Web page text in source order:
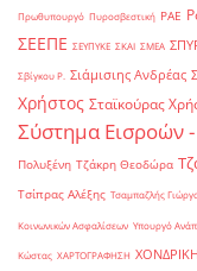
Πρωθυπουργό Πυροσβεστική ΡΑΕ
ΣΕΕΠΕ ΣΕΥΠΥΚΕ ΣΚΑΙ ΣΜΕΑ
Σβίγκου Ρ. Σιάμισιης Ανδρέας
Χρήστος Σταϊκούρας
Σύστημα Εισροών
Πολυξένη Τζάκρη Θεοδώρα
Τσίπρας Αλέξης Τσαμπαζλής
Κοινωνικών Ασφαλίσεων Υπουργό
Κώστας ΧΑΡΤΟΓΡΑΦΗΣΗ ΧΟΝΔΡΙΚΗ